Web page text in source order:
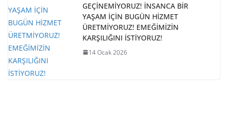
GEÇİNEMİYORUZ! İNSANCA BİR
YAŞAM İÇİN BUGÜN HİZMET
ÜRETMİYORUZ! EMEĞİMİZİN
KARŞILIĞINI İSTİYORUZ!
14 Ocak 2026